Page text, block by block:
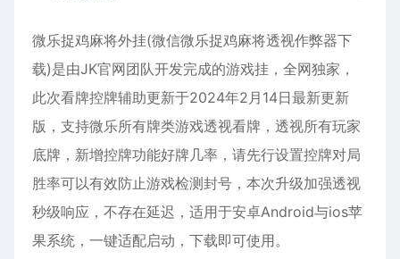
微乐捉鸡麻将外挂(微信微乐捉鸡麻将透视作弊器下
载)是由JK官网团队开发完成的游戏挂，全网独家，
此次看牌控牌辅助更新于2024年2月14日最新更新
版，支持微乐所有牌类游戏透视看牌，透视所有玩家
底牌，新增控牌功能好牌几率，请先行设置控牌对局
胜率可以有效防止游戏检测封号，本次升级加强透视
秒级响应，不存在延迟，适用于安卓Android与ios苹
果系统，一键适配启动，下载即可使用。